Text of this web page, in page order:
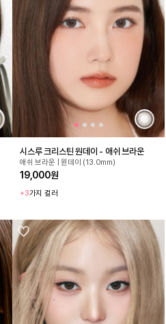
시스루 크리스틴 원데이 - 애쉬 브라운
애쉬 브라운 | 원데이 (13.0mm)
19,000원
+3가지 컬러